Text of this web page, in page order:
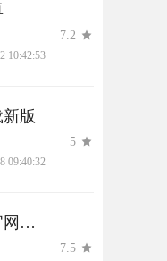
7.2
10:42:53
版
5
09:40:32
春雨计步器官网版旧版本
7.5